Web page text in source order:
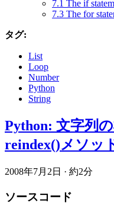
7.1 The if
7.3 The for
タグ:
List
Loop
Number
Python
String
Python: 文字列の
reindex()メソッ
2008年7月2日 · 約2分
ソースコード